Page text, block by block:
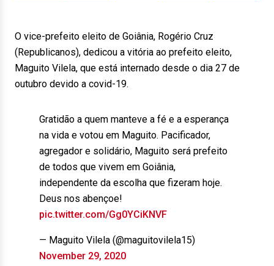
O vice-prefeito eleito de Goiânia, Rogério Cruz
(Republicanos), dedicou a vitória ao prefeito eleito,
Maguito Vilela, que está internado desde o dia 27 de
outubro devido a covid-19.
Gratidão a quem manteve a fé e a esperança
na vida e votou em Maguito. Pacificador,
agregador e solidário, Maguito será prefeito
de todos que vivem em Goiânia,
independente da escolha que fizeram hoje.
Deus nos abençoe!
pic.twitter.com/Gg0YCiKNVF
— Maguito Vilela (@maguitovilela15)
November 29, 2020